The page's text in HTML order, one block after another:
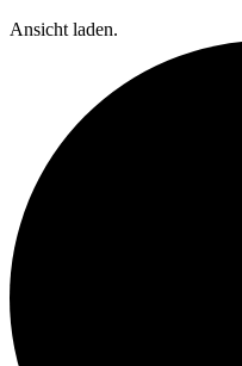
Ansicht laden.